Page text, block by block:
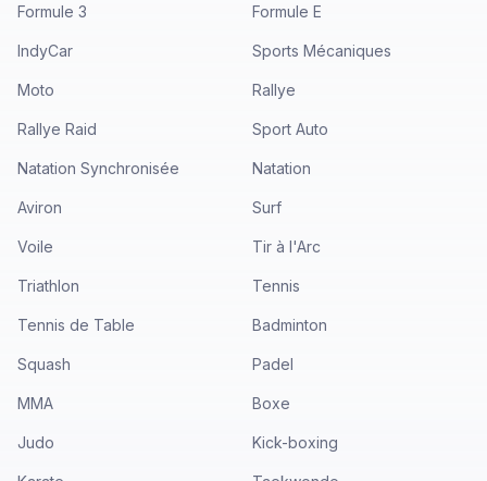
Formule 3 Formule E
IndyCar Sports Mécaniques
Moto Rallye
Rallye Raid Sport Auto
Natation Synchronisée Natation
Aviron Surf
Voile Tir à l'Arc
Triathlon Tennis
Tennis de Table Badminton
Squash Padel
MMA Boxe
Judo Kick-boxing